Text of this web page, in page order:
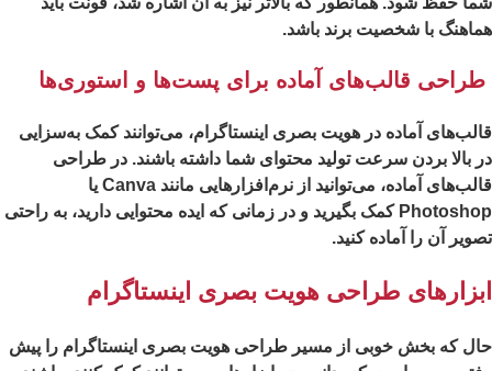
با شخصیت برند باشد.
قالب‌های آماده برای پست‌ها و استوری‌ها
آماده در هویت بصری اینستاگرام، می‌توانند کمک به‌سزایی
بالا بردن سرعت تولید محتوای شما داشته باشند. در طراحی
قالب‌های آماده، می‌توانید از نرم‌افزارهایی مانند Canva یا
Photoshop کمک بگیرید و در زمانی که ایده محتوایی دارید، به راحتی
آن را آماده کنید.
طراحی هویت بصری اینستاگرام
که بخش خوبی از مسیر طراحی هویت بصری اینستاگرام را پیش